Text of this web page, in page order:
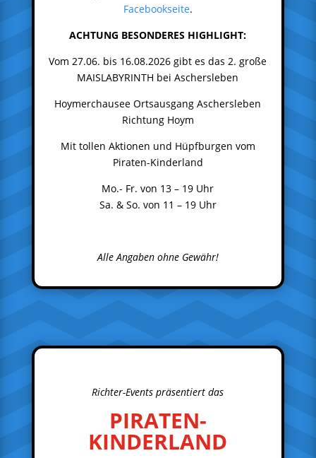
Facebookseite.
ACHTUNG BESONDERES HIGHLIGHT:
Vom 27.06. bis 16.08.2026 gibt es das 2. große
MAISLABYRINTH bei Aschersleben
Hoymerchausee Ortsausgang Aschersleben
Richtung Hoym
Mit tollen Aktionen und Hüpfburgen vom
Piraten-Kinderland
Mo.- Fr. von 13 – 19 Uhr
Sa. & So. von 11 – 19 Uhr
Alle Angaben ohne Gewähr!
Richter-Events präsentiert das
PIRATEN-
KINDERLAND